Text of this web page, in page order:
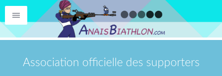
Association officielle des supporters